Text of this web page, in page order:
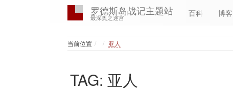
罗德斯岛战记主题站
最深奥之迷宫 百科 博客
当前位置 Home亚人
TAG: 亚人